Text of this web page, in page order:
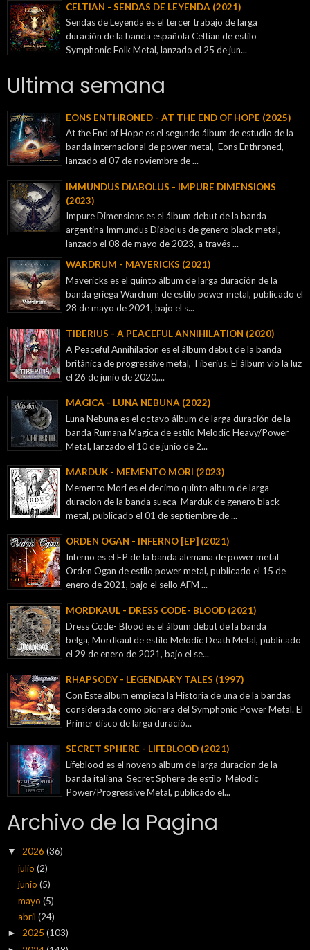
CELTIAN - SENDAS DE LEYENDA (2021)
Sendas de Leyenda es el tercer trabajo de larga
duración de la banda española Celtian de estilo
Symphonic Folk Metal, lanzado el 25 de jun...
Ultima semana
EONS ENTHRONED - AT THE END OF HOPE (2025)
At the End of Hope es el segundo álbum de estudio de la
banda internacional de power metal, Eons Enthroned,
lanzado el 07 de noviembre de ...
IMMUNDUS DIABOLUS - IMPURE DIMENSIONS
(2023)
Impure Dimensions es el álbum debut de la banda
argentina Immundus Diabolus de genero black metal,
lanzado el 08 de mayo de 2023, a través ...
WARDRUM - MAVERICKS (2021)
Mavericks es el quinto álbum de larga duración de la
banda griega Wardrum de estilo power metal, publicado el
28 de mayo de 2021, bajo el s...
TIBERIUS - A PEACEFUL ANNIHILATION (2020)
A Peaceful Annihilation es el álbum debut de la banda
británica de progressive metal, Tiberius. El álbum vio la luz
el 26 de junio de 2020,...
MAGICA - LUNA NEBUNA (2022)
Luna Nebuna es el octavo álbum de larga duración de la
banda Rumana Magica de estilo Melodic Heavy/Power
Metal, lanzado el 10 de junio de 2...
MARDUK - MEMENTO MORI (2023)
Memento Mori es el decimo quinto album de larga
duracion de la banda sueca Marduk de genero black
metal, publicado el 01 de septiembre de ...
ORDEN OGAN - INFERNO [EP] (2021)
Inferno es el EP de la banda alemana de power metal
Orden Ogan de estilo power metal, publicado el 15 de
enero de 2021, bajo el sello AFM ...
MORDKAUL - DRESS CODE- BLOOD (2021)
Dress Code- Blood es el álbum debut de la banda
belga, Mordkaul de estilo Melodic Death Metal, publicado
el 29 de enero de 2021, bajo el se...
RHAPSODY - LEGENDARY TALES (1997)
Con Este álbum empieza la Historia de una de la bandas
considerada como pionera del Symphonic Power Metal. El
Primer disco de larga duració...
SECRET SPHERE - LIFEBLOOD (2021)
Lifeblood es el noveno album de larga duracion de la
banda italiana Secret Sphere de estilo Melodic
Power/Progressive Metal, publicado el...
Archivo de la Pagina
▼ 2026 (36)
julio(2)
junio(5)
mayo(5)
abril(24)
► 2025 (103)